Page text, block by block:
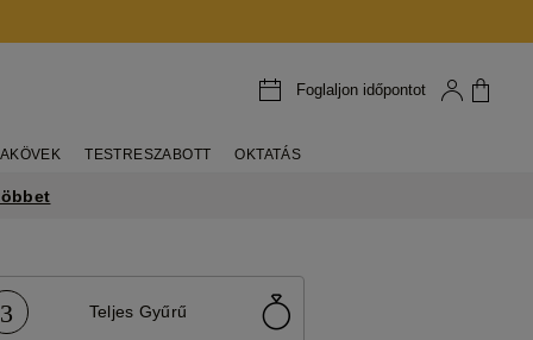
Foglaljon időpontot
TESTRESZABOTT OKTATÁS
3 Teljes Gyűrű